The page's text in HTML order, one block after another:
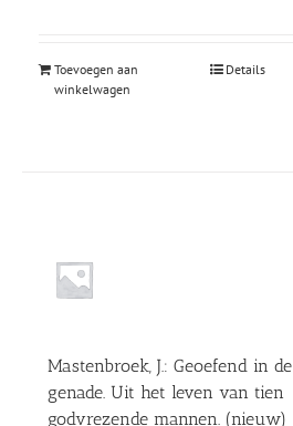
Toevoegen aan
winkelwagen
Details
Mastenbroek, J.: Geoefend in de
genade. Uit het leven van tien
godvrezende mannen. (nieuw)